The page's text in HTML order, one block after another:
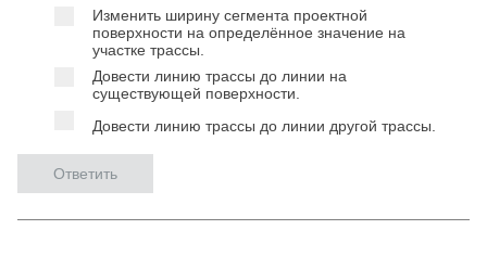
Изменить ширину сегмента проектной
поверхности на определённое значение на
участке трассы.
Довести линию трассы до линии на
существующей поверхности.
Довести линию трассы до линии другой трассы.
Ответить